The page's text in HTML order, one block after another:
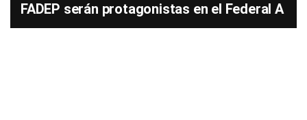
FADEP serán protagonistas en el Federal A